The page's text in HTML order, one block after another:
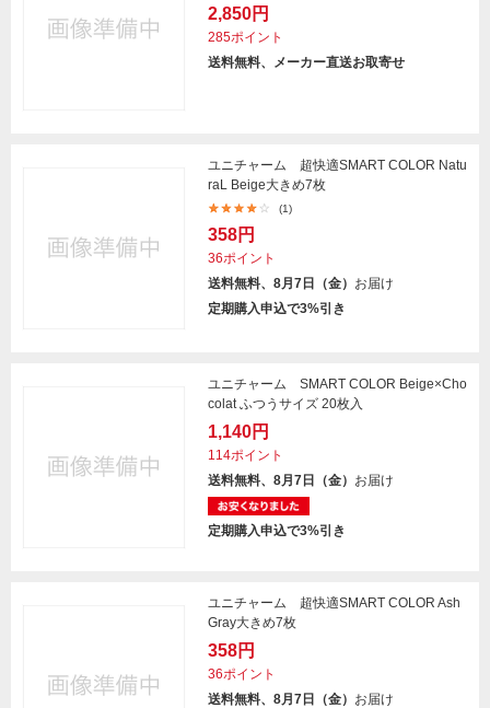
2,850円
285ポイント
送料無料、メーカー直送お取寄せ
ユニチャーム 超快適SMART COLOR Natu
raL Beige大きめ7枚
(1)
358円
36ポイント
送料無料、8月7日（金） お届け
定期購入申込で3%引き
ユニチャーム SMART COLOR Beige×Cho
colat ふつうサイズ 20枚入
1,140円
114ポイント
送料無料、8月7日（金） お届け
定期購入申込で3%引き
ユニチャーム 超快適SMART COLOR Ash
Gray大きめ7枚
358円
36ポイント
送料無料、8月7日（金） お届け